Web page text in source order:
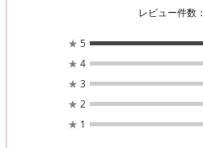
レビュー件数：
★ 5
★ 4
★ 3
★ 2
★ 1